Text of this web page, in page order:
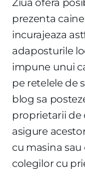
prezenta
incurajeaza
adaposturile
impune unui
pe retelele de
blog sa
proprietarii de
asigure
cu masina
colegilor cu